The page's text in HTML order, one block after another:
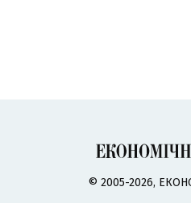
© 2005-2026,